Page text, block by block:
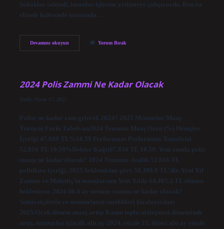
Sokaklar sakindi, insanlar işlerine yetişmeye çalışıyordu. Ben ise
elimde kahvemle masamda…
Devamını okuyun2025
Yorum Bırak
2024 Polis Zammi Ne Kadar Olacak
Tarih: Nisan 17, 2025
Polise ne kadar zam gelecek 2024? 2025 Memurlar Maaş
Yürüyüş Farkı Tabelvan2024 Temmuz Maaş Oran (%) Hemşire
İçeriği 47.909 TL%10.59 Performans Performans Temsilcisi
52.816 TL 10.59%Doktor Kağıt97.836 TL 10.59. Yeni zamla polis
maaşı ne kadar olacak? 2024 Temmuz-Aralık 52.816 TL
politikası içeriği, 2025 beklentisine göre 58.308.9 TL’dir. Yeni Yıl
Zammı ve Müfettiş’in maaşlarının Yeni Yılda 64.405.2 TL olması
bekleniyor. 2024 ilk 6 ay memur zammı ne kadar olacak?
Semiyetçilerin ve memurların emeklileri kiralayıcıları
2025/Ocak dönem maaş artışı Kamu toplu sözleşmesi döneminde
artış, memurlar için ilk altı ay 2024, yüzde 15, ikinci altı ay yüzde